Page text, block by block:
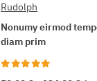
Rudolph
Nonumy eirmod
diam prim